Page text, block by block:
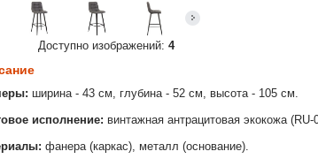
Доступно изображений: 4
ширина - 43 см, глубина - 52 см, высота - 105 см.
исполнение: винтажная антрацитовая экокожа
фанера (каркас), металл (основание).